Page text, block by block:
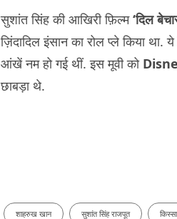
सुशांत सिंह की आखिरी फ़िल्म‘दिल
ज़िंदादिल इंसान का रोल प्ले किया
आंखें नम हो गई थीं. इस मूवी को
छाबड़ा थे.
शाहरुख खान सुशांत सिंह राजपूत किस्सा